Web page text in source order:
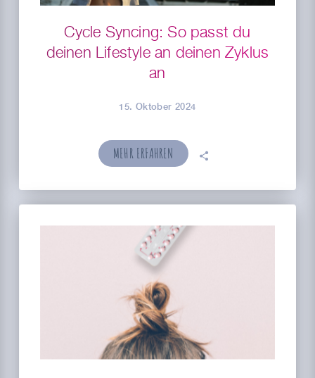
Cycle Syncing: So passt du
deinen Lifestyle an deinen Zyklus
an
15. Oktober 2024
MEHR ERFAHREN 🗣